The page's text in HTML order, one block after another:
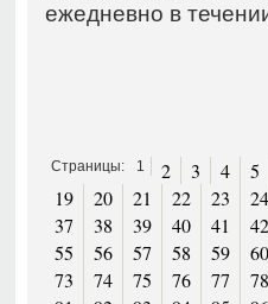
ежедневно в
Страницы: 1 2 3 4 5
19
20 21 22 23 24
37
38 39 40 41 42
55
56 57 58 59 60
73
74 75 76 77 78